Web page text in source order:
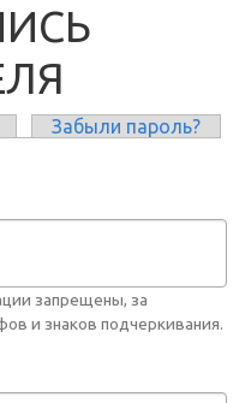
Забыли пароль?
запрещены, за
и знаков подчеркивания.